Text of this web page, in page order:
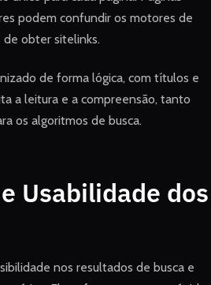
podem confundir os motores de
de obter sitelinks.
de forma lógica, com títulos e
a leitura e a compreensão, tanto
os algoritmos de busca.
Usabilidade dos
nos resultados de busca e